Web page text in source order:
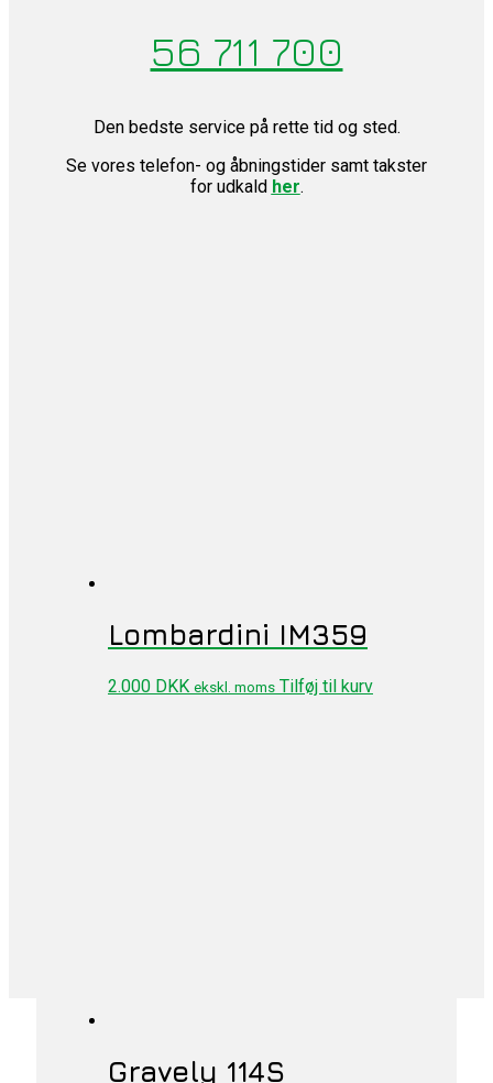
56 711 700
Den bedste service på rette tid og sted.
Se vores telefon- og åbningstider samt takster
for udkald her.
Lombardini IM359
2.000 DKK ekskl. moms Tilføj til kurv
Gravely 114S